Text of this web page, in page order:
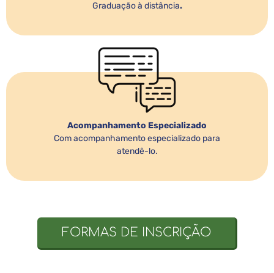
Graduação à distância.
Acompanhamento Especializado
Com acompanhamento especializado para
atendê-lo.
FORMAS DE INSCRIÇÃO